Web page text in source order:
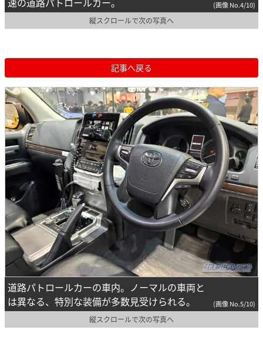
(画像 No.4/10)
縦スクロールで次の写真へ
記事へ戻る
道路パトロールカーの車内。ノーマルの車両と
は異なる、特別な装備が多数見受けられる。
(画像 No.5/10)
縦スクロールで次の写真へ